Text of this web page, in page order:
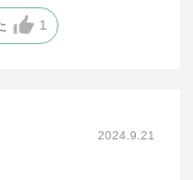
1
2024.9.21